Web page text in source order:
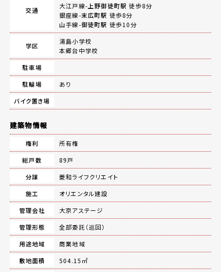
交通
大江戸線- 上野御徒町駅 徒歩8分
銀座線-末広町駅 徒歩8分
山手線-御徒町駅 徒歩10分
学区
湯島小学校
本郷台中学校
駐車場
駐輪場
あり
バイク置き場
建築物情報
権利
所有権
総戸数
89戸
分譲
菱和ライフクリエイト
施工
オリエンタル建設
管理会社
大京アステージ
管理形態
全部委託（巡回）
用途地域
商業地域
敷地面積
504.15㎡